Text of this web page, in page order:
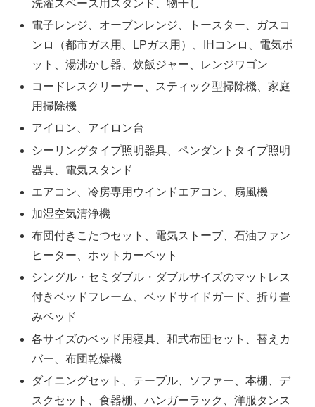
洗濯スペース用スタンド、物干し
電子レンジ、オーブンレンジ、トースター、ガスコ
ンロ（都市ガス用、LPガス用）、IHコンロ、電気ポ
ット、湯沸かし器、炊飯ジャー、レンジワゴン
コードレスクリーナー、スティック型掃除機、家庭
用掃除機
アイロン、アイロン台
シーリングタイプ照明器具、ペンダントタイプ照明
器具、電気スタンド
エアコン、冷房専用ウインドエアコン、扇風機
加湿空気清浄機
布団付きこたつセット、電気ストーブ、石油ファン
ヒーター、ホットカーペット
シングル・セミダブル・ダブルサイズのマットレス
付きベッドフレーム、ベッドサイドガード、折り畳
みベッド
各サイズのベッド用寝具、和式布団セット、替えカ
バー、布団乾燥機
ダイニングセット、テーブル、ソファー、本棚、デ
スクセット、食器棚、ハンガーラック、洋服タンス